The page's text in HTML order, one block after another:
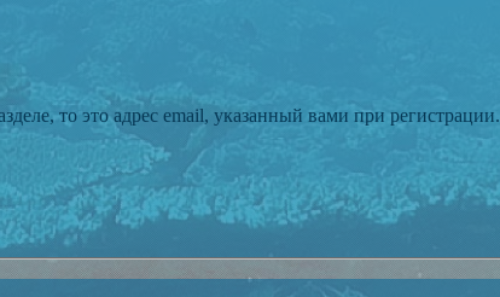
то это адрес email, указанный вами при регистрации.